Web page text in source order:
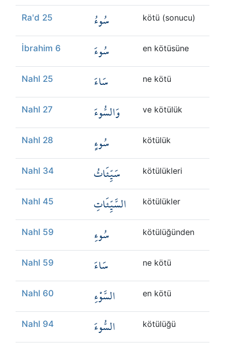
Ra'd 25 سُوءُ kötü (sonucu)
İbrahim 6 سُوءَ en kötüsüne
Nahl 25 سَاءَ ne kötü
Nahl 27 وَالسُّوءَ ve kötülük
Nahl 28 سُوءٍ kötülük
Nahl 34 سَيِّئَاتُ kötülükleri
Nahl 45 السَّيِّئَاتِ kötülükler
Nahl 59 سُوءِ kötülüğünden
Nahl 59 سَاءَ ne kötü
Nahl 60 السَّوْءِ en kötü
Nahl 94 السُّوءَ kötülüğü